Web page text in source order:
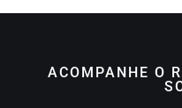
ACOMPANHE O